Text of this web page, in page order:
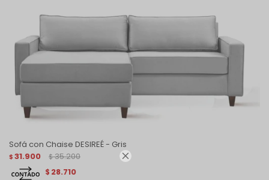

Sofá con Chaise DESIREÉ - Gris
$ 31.900 $ 35.200
$ 28.710